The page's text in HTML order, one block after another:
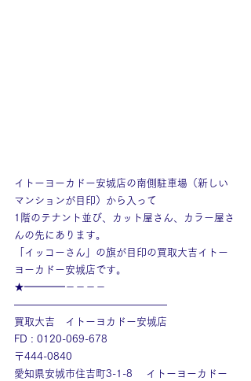
イトーヨーカドー安城店の南側駐車場（新しい
マンションが目印）から入って
1階のテナント並び、カット屋さん、カラー屋さ
んの先にあります。
「イッコーさん」の旗が目印の買取大吉イトー
ヨーカドー安城店です。
★━━━━－－－－
———————————————
買取大吉　イトーヨカドー安城店
FD : 0120-069-678
〒444-0840
愛知県安城市住吉町3-1-8　 イトーヨーカドー